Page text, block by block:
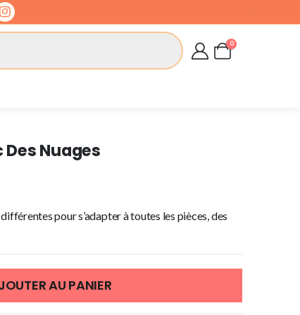
0
Nuages
pour s’adapter à toutes les pièces, des
AU PANIER